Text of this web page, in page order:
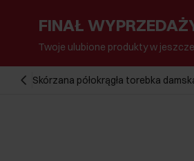
FINAŁ
Twoje ulubione produkty w
Skórzana półokrągła torebka